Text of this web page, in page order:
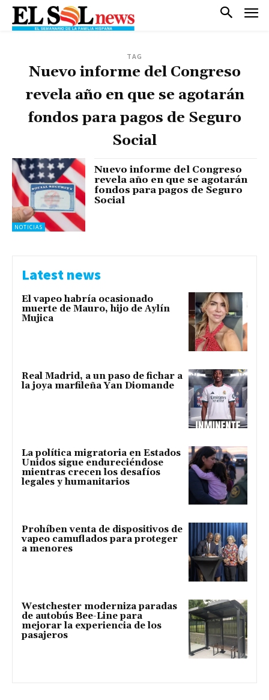
TAG
Nuevo informe del Congreso
revela año en que se agotarán
fondos para pagos de Seguro
Social
NOTICIAS
Nuevo informe del Congreso
revela año en que se agotarán
fondos para pagos de Seguro
Social
Latest news
El vapeo habría ocasionado
muerte de Mauro, hijo de Aylín
Mujica
Real Madrid, a un paso de fichar a
la joya marfileña Yan Diomande
La política migratoria en Estados
Unidos sigue endureciéndose
mientras crecen los desafíos
legales y humanitarios
Prohíben venta de dispositivos de
vapeo camuflados para proteger
a menores
Westchester moderniza paradas
de autobús Bee-Line para
mejorar la experiencia de los
pasajeros